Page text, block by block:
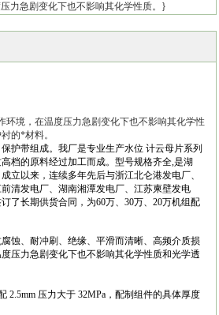
力急剧变化下也不影响其化学性质。}
环境，在温度压力急剧变化下也不影响其化学性
的*材料。
护带组成。我厂是专业生产水位 计云母片系列
档的原料经过加工而成。型号规格齐全,是湖
立以来，连续多年先后与浙江北仑港发电厂、
清发电厂、湖南湘潭发电厂、江苏柬壁发电
了长期供货合同，为60万、30万、20万机组配
蚀、耐冲刷、绝缘、平滑而清晰、高频介质损
压力急剧变化下也不影响其化学性质和光学透
2.5mm 压力大于 32MPa，配制组件的具体厚度